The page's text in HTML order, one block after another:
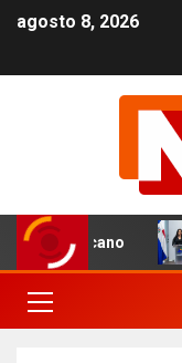
agosto 8, 2026